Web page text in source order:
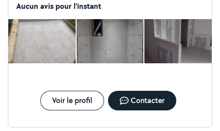
Aucun avis pour l'instant
Voir le profil Contacter